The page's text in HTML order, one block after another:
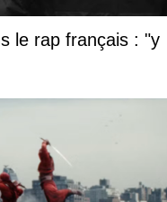
le rap français : "y